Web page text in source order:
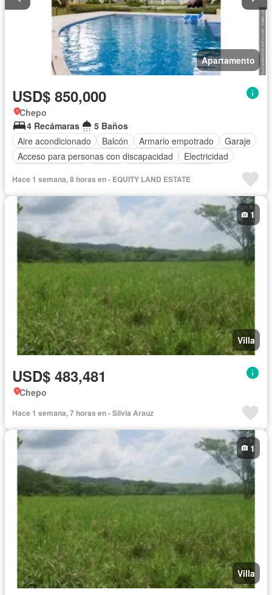
Apartamento
USD$ 850,000
Chepo
4 Recámaras
5 Baños
Aire acondicionado
Balcón Armario empotrado
Garaje
Acceso para personas con discapacidad
Electricidad
Gas natural
Vista panorámica Piscina Agua
Hace 1 semana, 8 horas en - EQUITY LAND ESTATE
Villa
1
USD$ 483,481
Chepo
Hace 1 semana, 7 horas en - Silvia Arauz
Villa
1